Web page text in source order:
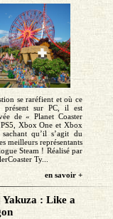
se raréfient et où ce
présent sur PC, il est
de « Planet Coaster
Xbox One et Xbox
qu’il s’agit du
meilleurs représentants
Steam ! Réalisé par
Ty...
en savoir +
: Like a